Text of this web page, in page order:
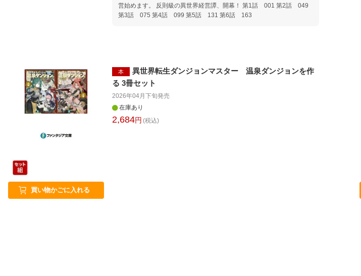
営始めます。 反則級の異世界経営譚、開幕！ 第1話 001 第2話 049
第3話 075 第4話 099 第5話 131 第6話 163
買い物かごに入れる
本
異世界転生ダンジョンマスター 温泉ダンジョンを作
る 3冊セット
2026年04月下旬発売
在庫あり
2,684円 (税込)